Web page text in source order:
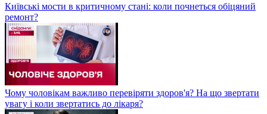
Київські мости в критичному стані: коли почнеться обіцяний
ремонт?
Чому чоловікам важливо перевіряти здоров'я? На що звертати
увагу і коли звертатись до лікаря?